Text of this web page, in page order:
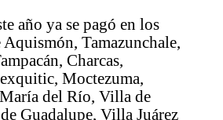
año ya se pagó en los
Tamazunchale,
Charcas,
Moctezuma,
del Río, Villa de
Guadalupe, Villa Juárez